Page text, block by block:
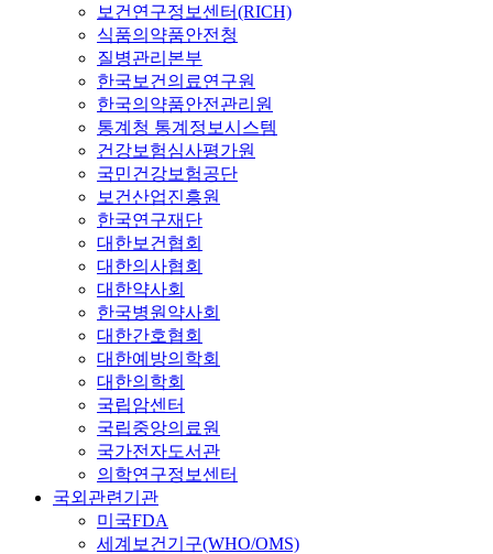
보건연구정보센터(RICH)
식품의약품안전청
질병관리본부
한국보건의료연구원
한국의약품안전관리원
통계청 통계정보시스템
건강보험심사평가원
국민건강보험공단
보건산업진흥원
한국연구재단
대한보건협회
대한의사협회
대한약사회
한국병원약사회
대한간호협회
대한예방의학회
대한의학회
국립암센터
국립중앙의료원
국가전자도서관
의학연구정보센터
국외관련기관
미국FDA
세계보건기구(WHO/OMS)